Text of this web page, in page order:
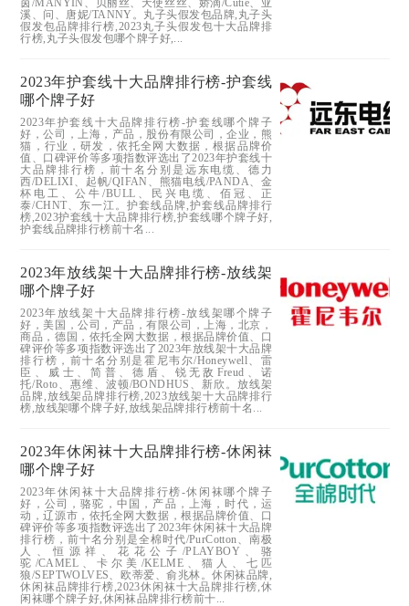
溪、问、唐妮/TANNY。丸子头假发包品牌,丸子头
假发包品牌排行榜,2023丸子头假发包十大品牌排
行榜,丸子头假发包哪个牌子好,...
2023年护套线十大品牌排行榜-护套线
哪个牌子好
2023年护套线十大品牌排行榜-护套线哪个牌子
好，公司，上海，产品，股份有限公司，企业，熊
猫，行业，研发，依托全网大数据，根据品牌价
值、口碑评价等多项指数评选出了2023年护套线十
大品牌排行榜，前十名分别是远东电缆、德力
西/DELIXI、起帆/QIFAN、熊猫电线/PANDA、金
杯电工、公牛/BULL、民兴电缆、佰冠、正
泰/CHNT、东一江。护套线品牌,护套线品牌排行
榜,2023护套线十大品牌排行榜,护套线哪个牌子好,
护套线品牌排行榜前十名...
2023年放线架十大品牌排行榜-放线架
哪个牌子好
2023年放线架十大品牌排行榜-放线架哪个牌子
好，美国，公司，产品，有限公司，上海，北京，
商品，德国，依托全网大数据，根据品牌价值、口
碑评价等多项指数评选出了2023年放线架十大品牌
排行榜，前十名分别是霍尼韦尔/Honeywell、雷
臣、威士、简普、德盾、锐无敌Freud、诺
托/Roto、惠维、波顿/BONDHUS、新欣。放线架
品牌,放线架品牌排行榜,2023放线架十大品牌排行
榜,放线架哪个牌子好,放线架品牌排行榜前十名...
2023年休闲袜十大品牌排行榜-休闲袜
哪个牌子好
2023年休闲袜十大品牌排行榜-休闲袜哪个牌子
好，公司，骆驼，中国，产品，上海，时代，运
动，辽源市，依托全网大数据，根据品牌价值、口
碑评价等多项指数评选出了2023年休闲袜十大品牌
排行榜，前十名分别是全棉时代/PurCotton、南极
人、恒源祥、花花公子/PLAYBOY、骆
驼/CAMEL、卡尔美/KELME、猫人、七匹
狼/SEPTWOLVES、欧蒂爱、俞兆林。休闲袜品牌,
休闲袜品牌排行榜,2023休闲袜十大品牌排行榜,休
闲袜哪个牌子好,休闲袜品牌排行榜前十...